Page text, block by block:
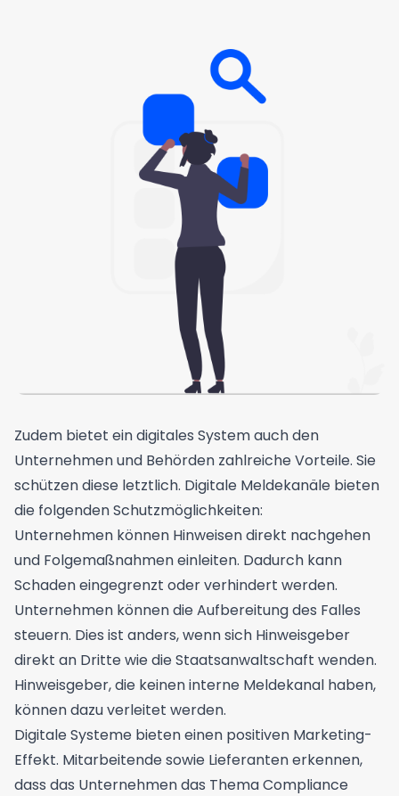
Zudem bietet ein digitales System auch den
Unternehmen und Behörden zahlreiche Vorteile. Sie
schützen diese letztlich. Digitale Meldekanäle bieten
die folgenden Schutzmöglichkeiten:
Unternehmen können Hinweisen direkt nachgehen
und Folgemaßnahmen einleiten. Dadurch kann
Schaden eingegrenzt oder verhindert werden.
Unternehmen können die Aufbereitung des Falles
steuern. Dies ist anders, wenn sich Hinweisgeber
direkt an Dritte wie die Staatsanwaltschaft wenden.
Hinweisgeber, die keinen interne Meldekanal haben,
können dazu verleitet werden.
Digitale Systeme bieten einen positiven Marketing-
Effekt. Mitarbeitende sowie Lieferanten erkennen,
dass das Unternehmen das Thema Compliance